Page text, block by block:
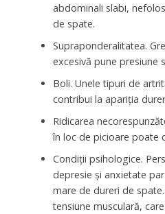
abdominali slabi,
de spate.
Supraponderalitatea.
excesivă pune presiune
Boli. Unele tipuri de
contribui la apariția
Ridicarea
în loc de picioare poate
Condiții psihologice.
depresie și anxietate
mare de dureri de
tensiune musculară,